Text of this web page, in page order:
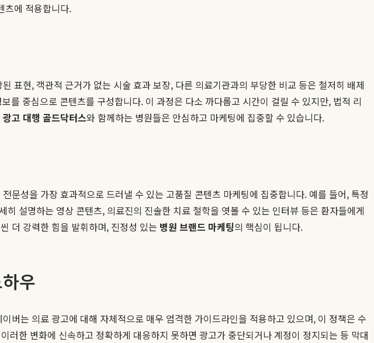
츠에 적용합니다.
표현, 객관적 근거가 없는 시술 효과 보장, 다른 의료기관과의 부당한 비교 등은 철저히 배제
중심으로 콘텐츠를 구성합니다. 이 과정은 다소 까다롭고 시간이 걸릴 수 있지만, 법적 리
광고 대행 골드닥터스와 함께하는 병원들은 안심하고 마케팅에 집중할 수 있습니다.
문성을 가장 효과적으로 드러낼 수 있는 고품질 콘텐츠 마케팅에 집중합니다. 예를 들어, 특정
설명하는 영상 콘텐츠, 의료진의 진솔한 치료 철학을 엿볼 수 있는 인터뷰 등은 환자들에게
더 강력한 힘을 발휘하며, 진정성 있는 병원 브랜드 마케팅의 핵심이 됩니다.
우
버는 의료 광고에 대해 자체적으로 매우 엄격한 가이드라인을 적용하고 있으며, 이 정책은 수
한 변화에 신속하고 정확하게 대응하지 못하면 광고가 중단되거나 계정이 정지되는 등 막대